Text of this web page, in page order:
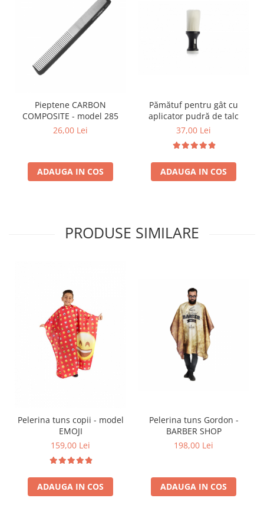
Pieptene CARBON
COMPOSITE - model 285
26,00 Lei
ADAUGA IN COS
Pămătuf pentru gât cu
aplicator pudră de talc
37,00 Lei
ADAUGA IN COS
PRODUSE SIMILARE
Pelerina tuns copii - model
EMOJI
159,00 Lei
ADAUGA IN COS
Pelerina tuns Gordon -
BARBER SHOP
198,00 Lei
ADAUGA IN COS